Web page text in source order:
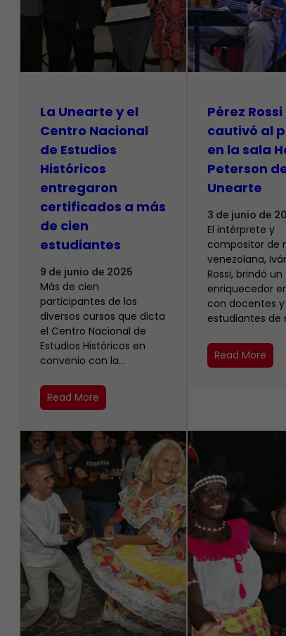
La Unearte y el
Centro Nacional
de Estudios
Históricos
entregaron
certificados a más
de cien
estudiantes
9 de junio de 2025
Más de cien
participantes de los
diversos cursos que dicta
el Centro Nacional de
Estudios Históricos en
convenio con la…
Read More
Pérez Rossi
cautivó al
en la sala
Peterson
Unearte
3 de junio de
El intérprete y
compositor de
venezolana,
Rossi, brindó un
enriquecedor
con docentes y
estudiantes de
Read More